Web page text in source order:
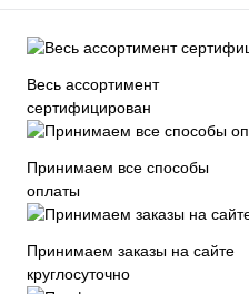
Весь ассортимент
сертифицирован
Принимаем все способы
оплаты
Принимаем заказы на сайте
круглосуточно